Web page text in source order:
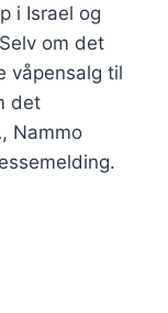
i Israel og
om det
våpensalg til
det
Nammo